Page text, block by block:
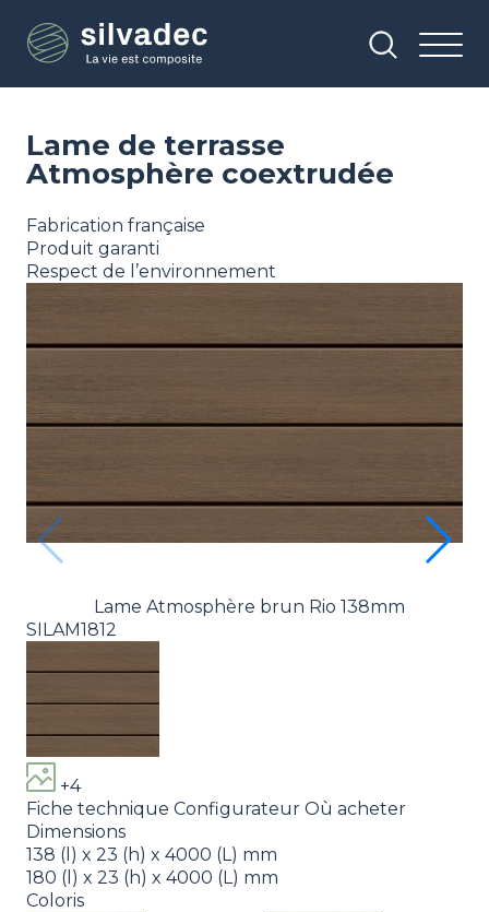
contenu
Lame de terrasse
Atmosphère coextrudée
Fabrication française
Produit garanti
Respect de l’environnement
Lame Atmosphère brun Rio 138mm
SILAM1812
+4
Fiche technique Configurateur Où acheter
Dimensions
138 (l) x 23 (h) x 4000 (L) mm
180 (l) x 23 (h) x 4000 (L) mm
Coloris